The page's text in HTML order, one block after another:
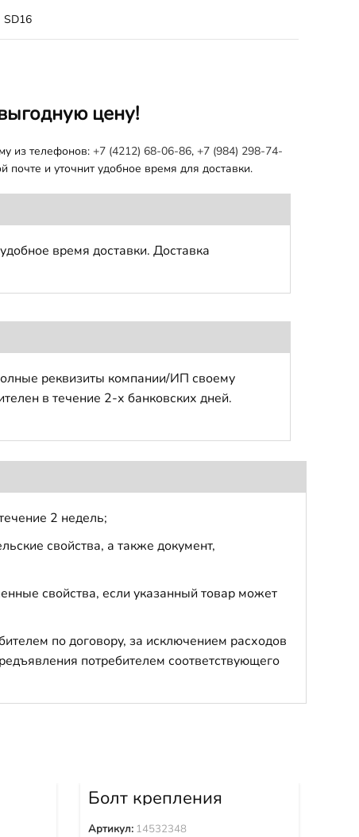
SD16
цену!
из телефонов: +7 (4212) 68-06-86, +7 (984) 298-74-
и уточнит удобное время для доставки.
время доставки. Доставка
реквизиты компании/ИП своему
в течение 2-х банковских дней.
2 недель;
свойства, а также документ,
свойства, если указанный товар может
по договору, за исключением расходов
потребителем соответствующего
Болт крепления
башмака 14532348
Артикул: 14532348